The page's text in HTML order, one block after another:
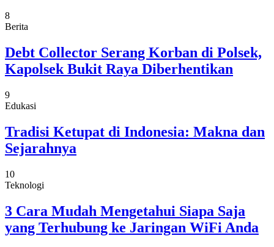
8
Berita
Debt Collector Serang Korban di Polsek,
Kapolsek Bukit Raya Diberhentikan
9
Edukasi
Tradisi Ketupat di Indonesia: Makna dan
Sejarahnya
10
Teknologi
3 Cara Mudah Mengetahui Siapa Saja
yang Terhubung ke Jaringan WiFi Anda